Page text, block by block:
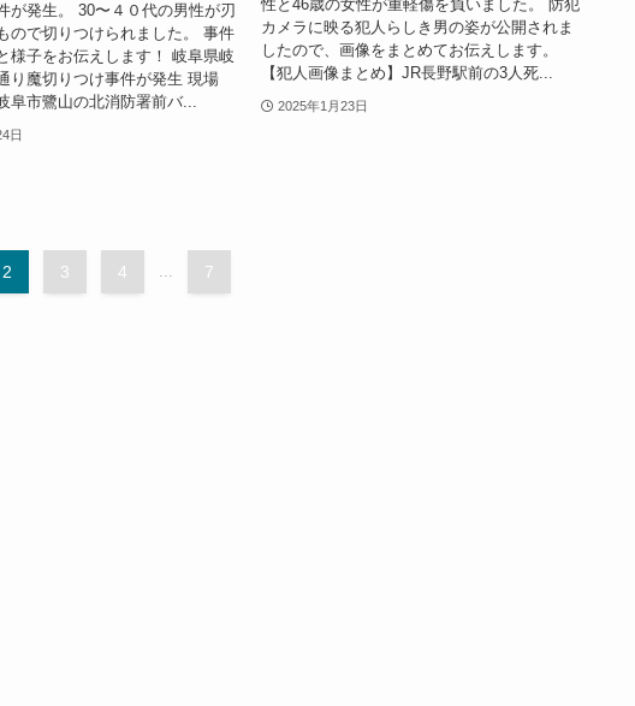
が発生。 30〜４０代の男性が刃
ので切りつけられました。 事件
様子をお伝えします！ 岐阜県岐
り魔切りつけ事件が発生 現場
阜市鷺山の北消防署前バ...
日
性と46歳の女性が重軽傷を負いました。 防犯
カメラに映る犯人らしき男の姿が公開されま
したので、画像をまとめてお伝えします。
【犯人画像まとめ】JR長野駅前の3人死...
2025年1月23日
2 3 4 7